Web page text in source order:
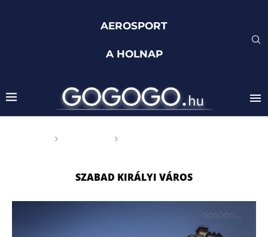
AEROSPORT
A HOLNAP
SZABAD KIRÁLYI VÁROS